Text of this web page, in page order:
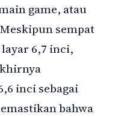
game, atau
sempat
6,7 inci,
inci sebagai
bahwa